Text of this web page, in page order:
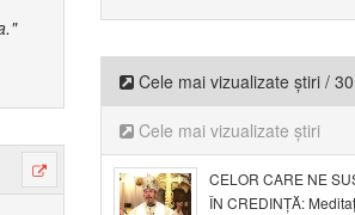
Cele mai vizualizate știri /
Cele mai vizualizate știri
CELOR CARE NE
ÎN CREDINȚĂ: